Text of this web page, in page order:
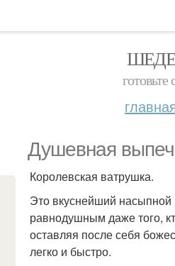
Душевная
Королевская ватрушка.
Это вкуснейший насыпной
равнодушным даже того,
оставляя после себя
легко и быстро.